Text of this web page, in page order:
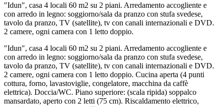
"Idun", casa 4 locali 60 m2 su 2 piani. Arredamento accogliente e
con arredo in legno: soggiorno/sala da pranzo con stufa svedese,
tavolo da pranzo, TV (satellite), tv con canali internazionali e DVD.
2 camere, ogni camera con 1 letto doppio.
"Idun", casa 4 locali 60 m2 su 2 piani. Arredamento accogliente e
con arredo in legno: soggiorno/sala da pranzo con stufa svedese,
tavolo da pranzo, TV (satellite), tv con canali internazionali e DVD.
2 camere, ogni camera con 1 letto doppio. Cucina aperta (4 punti
cottura, forno, lavastoviglie, congelatore, macchina da caffè
elettrica). Doccia/WC. Piano superiore: (scala ripida) soppalco
mansardato, aperto con 2 letti (75 cm). Riscaldamento elettrico,